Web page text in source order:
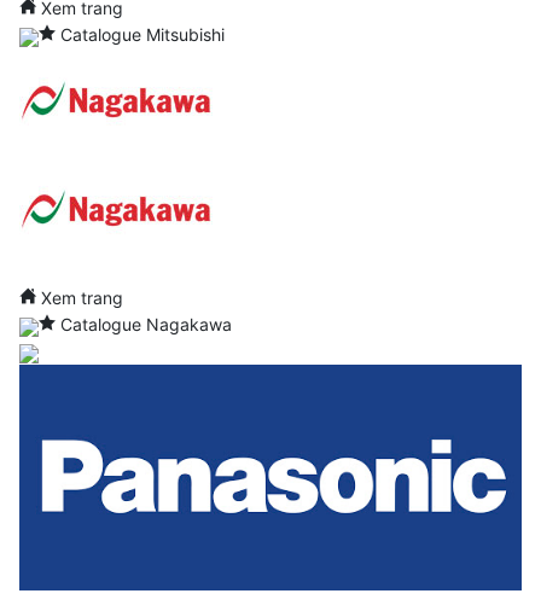
Xem trang
Catalogue Mitsubishi
Xem trang
Catalogue Nagakawa